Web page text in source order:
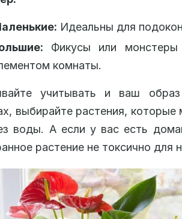
Идеальны для
Фикусы или монстеры
комнаты.
учитывать и ваш
выбирайте растения,
воды. А если у вас есть
растение не токсично для